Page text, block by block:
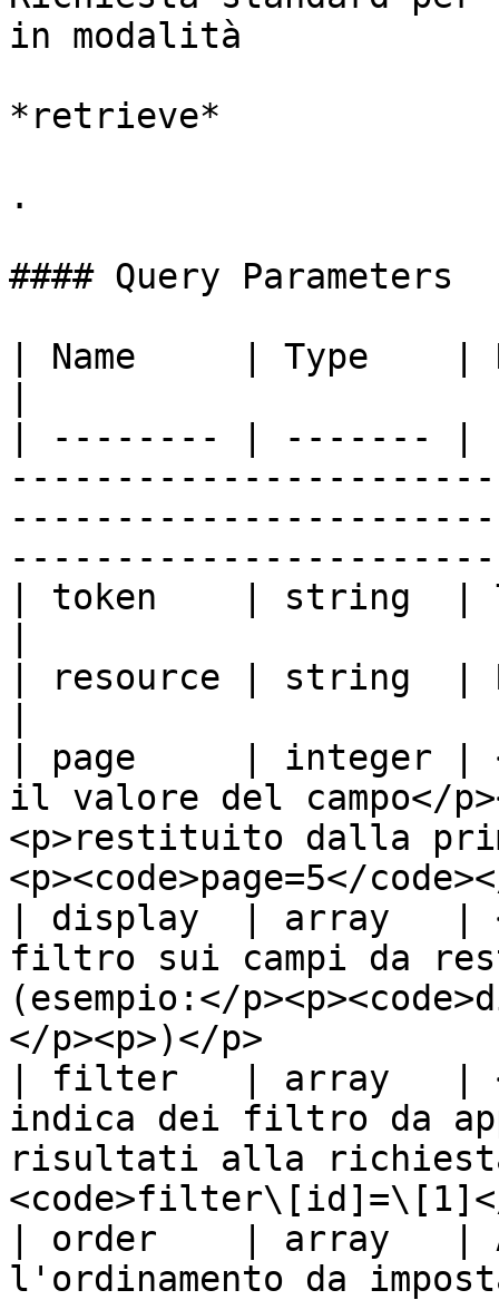
in modalità
*retrieve*
.
#### Query Parameters
| Name     | Type    |
| -------- | ------- |
| token    | string  |
| resource | string  |
| page     | integer |
il valore del campo</
<p>restituito dalla
<p><code>page=5</
| display  | array   |
filtro sui campi da
(esempio:</
</p><p>)</p>
| filter   | array   |
indica dei filtro da
risultati alla richiesta
| order    | array   |
l'ordinamento da